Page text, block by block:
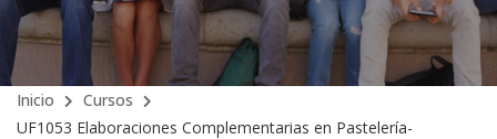
Inicio
Cursos
UF1053 Elaboraciones Complementarias en Pastelería-